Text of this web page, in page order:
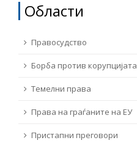
ПРАВА НА ГРАЃАНИТЕ НА ЕУ
ПРИСТАПНИ ПРЕГОВОРИ
Извор
Под-извор
Таг
Области
Правосудство
Борба против корупцијата
Темелни права
Права на граѓаните на ЕУ
Пристапни преговори